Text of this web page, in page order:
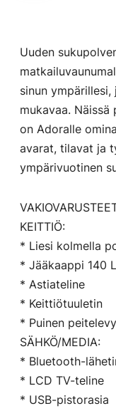
Uuden
sinun
mukavaa. Näissä
on Adoralle
avarat, tilavat ja
ympärivuotinen
KEITTIÖ:
* Liesi kolmella
* Jääkaappi 140 L
* Astiateline
* Keittiötuuletin
* Puinen
SÄHKÖ/MEDIA:
* Bluetooth-
* LCD TV-teline
* USB-pistorasia